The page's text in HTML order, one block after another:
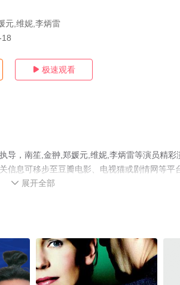
元,维妮,李炳雷
 极速观看
导，南笙,金翀,郑媛元,维妮,李炳雷等演员精
息可移步至豆瓣电影、电视猫或剧情网等平
 展开全部